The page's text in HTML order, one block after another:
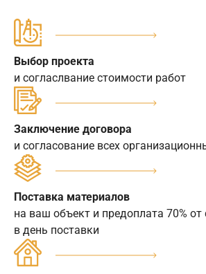
Выбор проекта
и согласлвание стоимости работ
Заключение договора
и согласование всех
Поставка материалов
на ваш объект и предоплата 70%
в день поставки